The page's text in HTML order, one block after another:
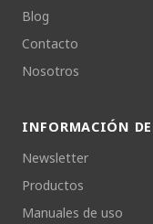
Blog
Contacto
Nosotros
INFORMACIÓN
Newsletter
Productos
Manuales de uso